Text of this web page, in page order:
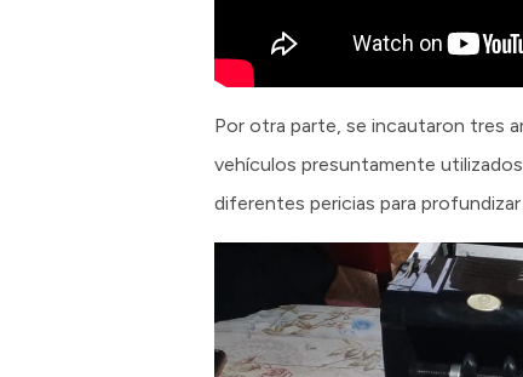
Por otra parte, se incautaron tres
vehículos presuntamente
diferentes pericias para profundizar